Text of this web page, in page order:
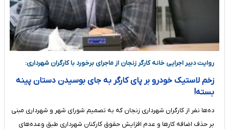
روایت دبیر اجرایی خانه کارگر زنجان از ماجرای برخورد با کارگران شهرداری:
زخم لاستیک خودرو بر پای کارگر به جای بوسیدن دستان پینه
بسته!
ده‌ها نفر از کارگران شهرداری زنجان که به تصمیم شورای شهر و شهرداری مبنی
بر حذف اضافه کارها و عدم افزایش حقوق کارکنان شهرداری طبق وعده‌های